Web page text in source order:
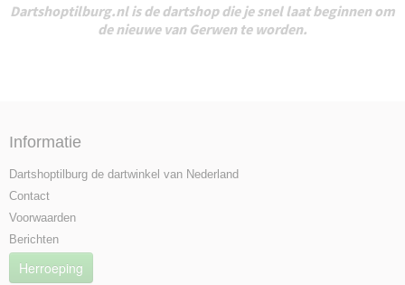
Dartshoptilburg.nl is de dartshop die je snel laat beginnen om
de nieuwe van Gerwen te worden.
Informatie
Dartshoptilburg de dartwinkel van Nederland
Contact
Voorwaarden
Berichten
Herroeping